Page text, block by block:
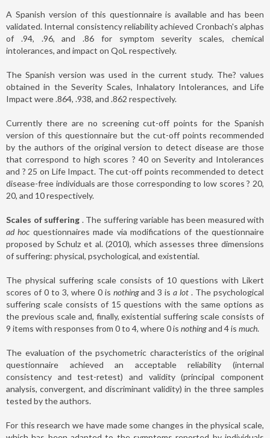
A Spanish version of this questionnaire is available and has been
validated. Internal consistency reliability achieved Cronbach's alphas
of .94, .96, and .86 for symptom severity scales, chemical
intolerances, and impact on QoL respectively.
The Spanish version was used in the current study. The? values
obtained in the Severity Scales, Inhalatory Intolerances, and Life
Impact were .864, .938, and .862 respectively.
Currently there are no screening cut-off points for the Spanish
version of this questionnaire but the cut-off points recommended
by the authors of the original version to detect disease are those
that correspond to high scores ? 40 on Severity and Intolerances
and ? 25 on Life Impact. The cut-off points recommended to detect
disease-free individuals are those corresponding to low scores ? 20,
20, and 10 respectively.
Scales of suffering . The suffering variable has been measured with
ad hoc questionnaires made via modifications of the questionnaire
proposed by Schulz et al. (2010), which assesses three dimensions
of suffering: physical, psychological, and existential.
The physical suffering scale consists of 10 questions with Likert
scores of 0 to 3, where 0 is nothingand 3 isa lot . The psychological
suffering scale consists of 15 questions with the same options as
the previous scale and, finally, existential suffering scale consists of
9 items with responses from 0 to 4, where 0 is nothingand 4 is much.
The evaluation of the psychometric characteristics of the original
questionnaire achieved an acceptable reliability (internal
consistency and test-retest) and validity (principal component
analysis, convergent, and discriminant validity) in the three samples
tested by the authors.
For this research we have made some changes in the physical scale,